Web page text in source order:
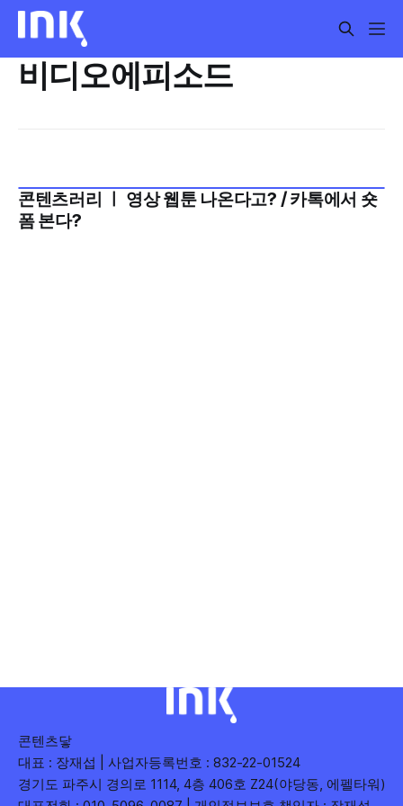
비디오에피소드
2025년 8월 2주
콘텐츠러리 ㅣ 영상 웹툰 나온다고? / 카톡에서 숏
폼 본다?
콘텐츠닿
대표 : 장재섭 | 사업자등록번호 : 832-22-01524
경기도 파주시 경의로 1114, 4층 406호 Z24(야당동, 에펠타워)